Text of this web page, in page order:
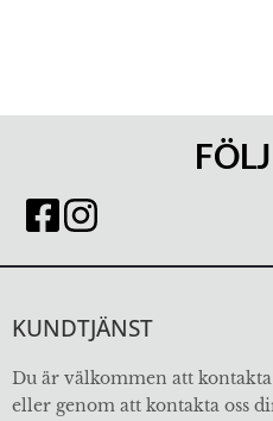
KUNDTJÄNST
Du är välkommen att
eller genom att kontakta oss